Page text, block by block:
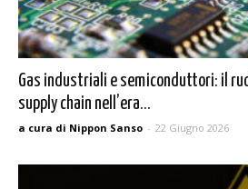
Gas industriali e semiconduttori: il
supply chain nell’era...
a cura di Nippon Sanso - 22 Giugno 2026